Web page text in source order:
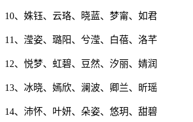
10、姝钰、云珞、晓蓝、梦甯、如君
11、滢姿、璐阳、兮滢、白蓓、洛芊
12、悦梦、虹碧、豆然、汐丽、婧润
13、冰晓、嫣欣、澜波、卿兰、昕瑶
14、沛怀、叶妍、朵姿、悠玥、甜碧